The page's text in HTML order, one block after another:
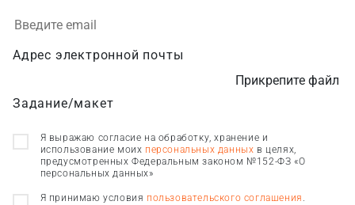
Адрес электронной почты
Задание/макет
Прикрепите файл
Я выражаю согласие на обработку, хранение и
использование моих персональных данных в целях,
предусмотренных Федеральным законом №152-ФЗ «О
персональных данных»
Я принимаю условия пользовательского соглашения